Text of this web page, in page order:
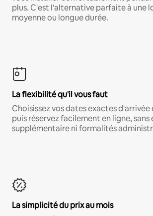
plus. C'est l'alternative parfaite à une
moyenne ou longue durée.
La flexibilité qu'il vous faut
Choisissez vos dates exactes
puis réservez facilement en ligne,
supplémentaire ni formalités
La simplicité du prix au mois